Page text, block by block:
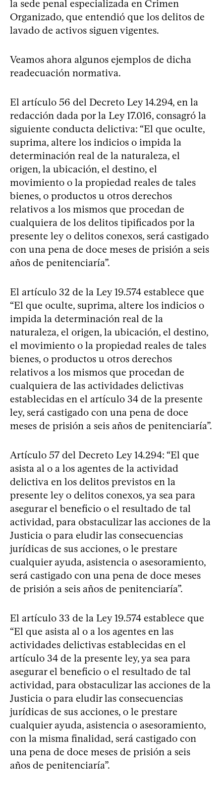
la sede penal especializada en Crimen
Organizado, que entendió que los delitos de
lavado de activos siguen vigentes.
Veamos ahora algunos ejemplos de dicha
readecuación normativa.
El artículo 56 del Decreto Ley 14.294, en la
redacción dada por la Ley 17.016, consagró la
siguiente conducta delictiva: “El que oculte,
suprima, altere los indicios o impida la
determinación real de la naturaleza, el
origen, la ubicación, el destino, el
movimiento o la propiedad reales de tales
bienes, o productos u otros derechos
relativos a los mismos que procedan de
cualquiera de los delitos tipificados por la
presente ley o delitos conexos, será castigado
con una pena de doce meses de prisión a seis
años de penitenciaría”.
El artículo 32 de la Ley 19.574 establece que
“El que oculte, suprima, altere los indicios o
impida la determinación real de la
naturaleza, el origen, la ubicación, el destino,
el movimiento o la propiedad reales de tales
bienes, o productos u otros derechos
relativos a los mismos que procedan de
cualquiera de las actividades delictivas
establecidas en el artículo 34 de la presente
ley, será castigado con una pena de doce
meses de prisión a seis años de penitenciaría”.
Artículo 57 del Decreto Ley 14.294: “El que
asista al o a los agentes de la actividad
delictiva en los delitos previstos en la
presente ley o delitos conexos, ya sea para
asegurar el beneficio o el resultado de tal
actividad, para obstaculizar las acciones de la
Justicia o para eludir las consecuencias
jurídicas de sus acciones, o le prestare
cualquier ayuda, asistencia o asesoramiento,
será castigado con una pena de doce meses
de prisión a seis años de penitenciaría”.
El artículo 33 de la Ley 19.574 establece que
“El que asista al o a los agentes en las
actividades delictivas establecidas en el
artículo 34 de la presente ley, ya sea para
asegurar el beneficio o el resultado de tal
actividad, para obstaculizar las acciones de la
Justicia o para eludir las consecuencias
jurídicas de sus acciones, o le prestare
cualquier ayuda, asistencia o asesoramiento,
con la misma finalidad, será castigado con
una pena de doce meses de prisión a seis
años de penitenciaría”.